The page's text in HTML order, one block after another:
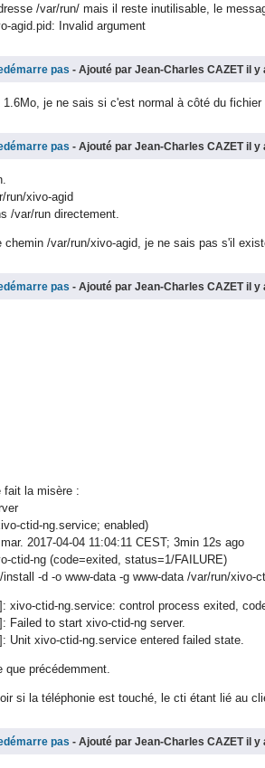
/var/run/ mais il reste inutilisable, le
agid.pid: Invalid argument
pas - Ajouté par Jean-Charles CAZET il y
je ne sais si c'est normal à côté du
pas - Ajouté par Jean-Charles CAZET il y
run/xivo-agid
/var/run directement.
chemin /var/run/xivo-agid, je ne sais pas s'il
pas - Ajouté par Jean-Charles CAZET il y
fait la misère :
ctid-ng.service; enabled)
2017-04-04 11:04:11 CEST; 3min 12s ago
ctid-ng (code=exited, status=1/FAILURE)
-d -o www-data -g www-data /var/run/xivo-
xivo-ctid-ng.service: control process exited,
Failed to start xivo-ctid-ng server.
Unit xivo-ctid-ng.service entered failed state.
précédemment.
si la téléphonie est touché, le cti étant lié au
pas - Ajouté par Jean-Charles CAZET il y